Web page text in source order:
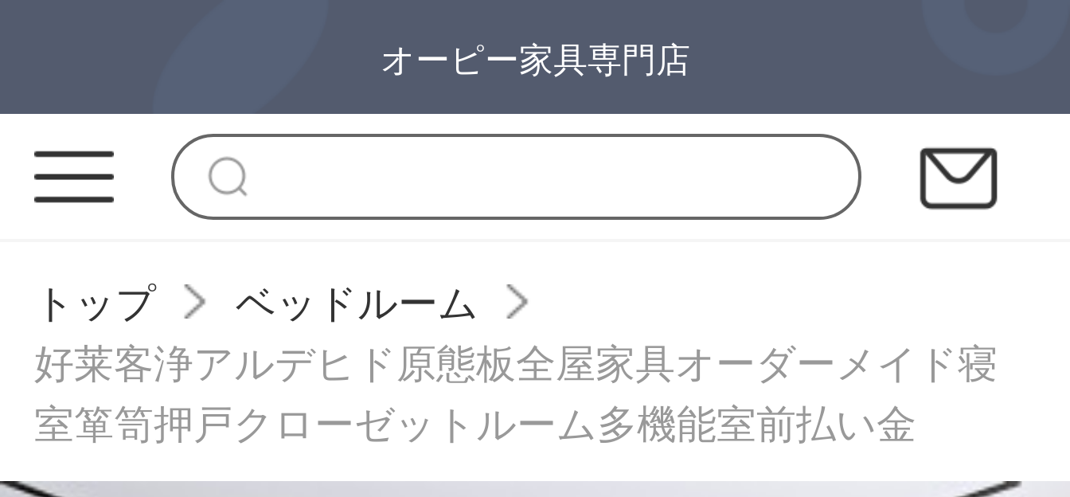
オーピー家具専門店
トップ
ベッドルーム
好莱客浄アルデヒド原態板全屋家具オーダーメイド寝
室箪笥押戸クローゼットルーム多機能室前払い金